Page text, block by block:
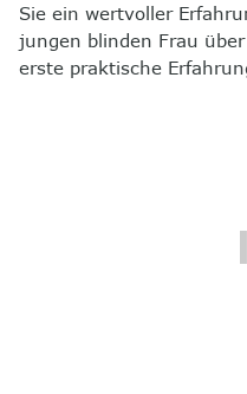
8
Kontakt
Sie ein wertvoller
jungen blinden Frau
erste praktische